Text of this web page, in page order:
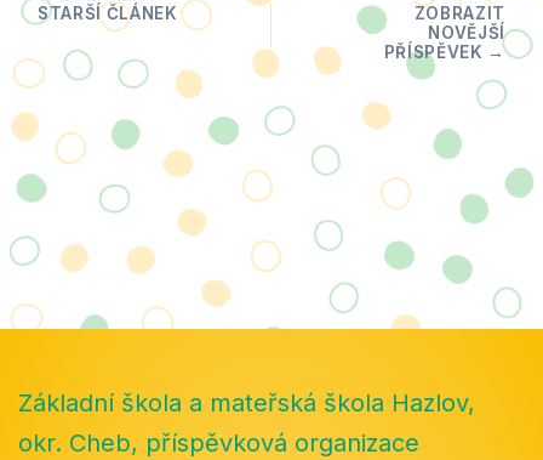
Základní škola a mateřská škola Hazlov,
okr. Cheb, příspěvková organizace